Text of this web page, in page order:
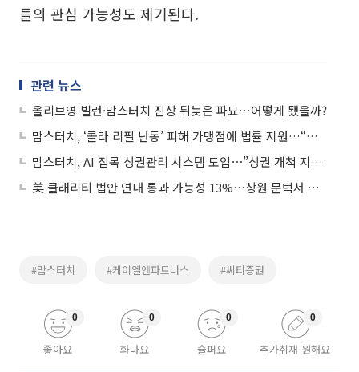
들의 관심 가능성도 제기된다.
관련 뉴스
올리브영 빌런·맘스터치 진상 뒤늦은 파묘…어떻게 됐을까?
맘스터치, ‘콜라 리필 난동’ 피해 가맹점에 법률 지원…“점주·직원 보호 최우선”
맘스터치, AI 접목 상권관리 시스템 도입⋯”상권 개척 지속”
美 클래리티 법안 연내 통과 가능성 13%…상원 문턱서 제동
#맘스터치 #케이엘앤파트너스 #씨티증권
좋아요
0
화나요
0
슬퍼요
0
추가취재 원해요
0